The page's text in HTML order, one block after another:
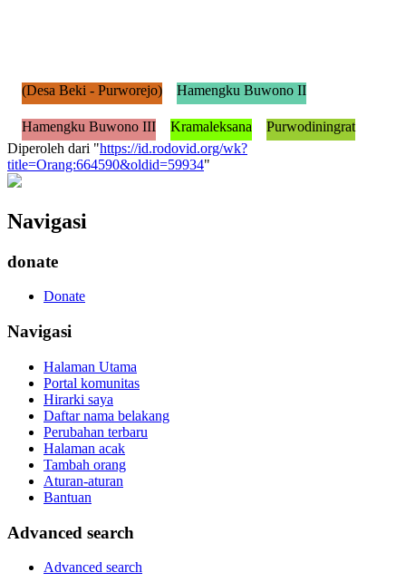
(Desa Beki - Purworejo) Hamengku Buwono II
Hamengku Buwono III Kramaleksana
Purwodiningrat
Diperoleh dari "https://id.rodovid.org/wk?
title=Orang:664590&oldid=59934"
Navigasi
donate
Donate
Navigasi
Halaman Utama
Portal komunitas
Hirarki saya
Daftar nama belakang
Perubahan terbaru
Halaman acak
Tambah orang
Aturan-aturan
Bantuan
Advanced search
Advanced search